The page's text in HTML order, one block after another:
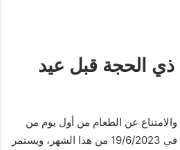
الحجة قبل عيد
عن الطعام من أول يوم من
شهر ذي الحجة، والذي يكون في 19/6/2023 من هذا الشهر، ويستمر